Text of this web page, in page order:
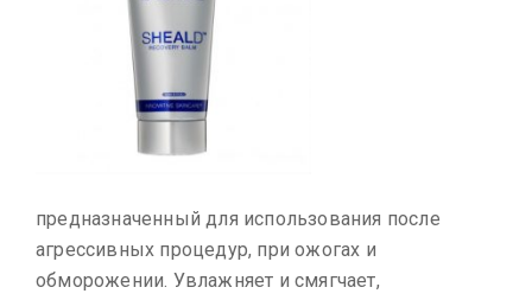
предназначенный для использования после
агрессивных процедур, при ожогах и
обморожении. Увлажняет и смягчает,